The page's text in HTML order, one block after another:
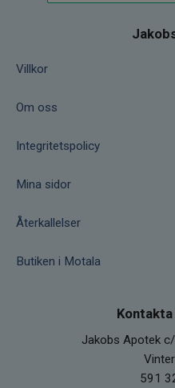
Villkor
Om oss
Integritetspolicy
Mina sidor
Återkallelser
Butiken i Motala
Jakobs Apotek
591